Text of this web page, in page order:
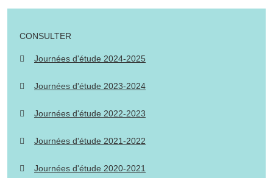
CONSULTER
Journées d'étude 2024-2025
Journées d'étude 2023-2024
Journées d'étude 2022-2023
Journées d'étude 2021-2022
Journées d'étude 2020-2021